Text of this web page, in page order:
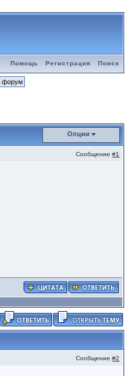
Помощь Регистрация Поиск
Опции
Сообщение#1
Сообщение#2